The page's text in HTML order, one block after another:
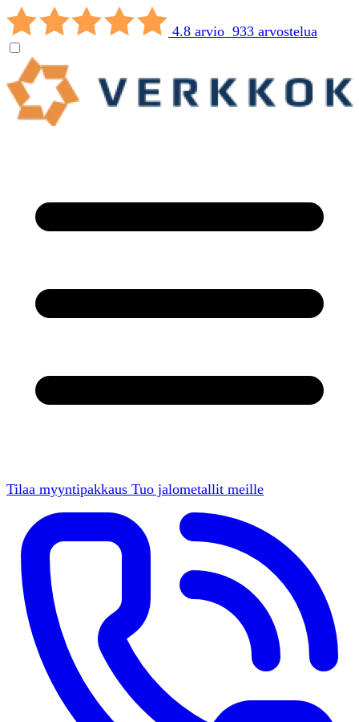
4.8 arvio 933 arvostelua
Tilaa myyntipakkaus Tuo jalometallit meille